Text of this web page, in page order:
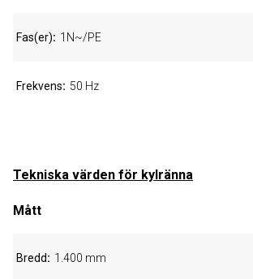
Fas(er) 1N~/PE
Frekvens 50 Hz
Tekniska värden för kylränna
Mått
Bredd 1.400 mm